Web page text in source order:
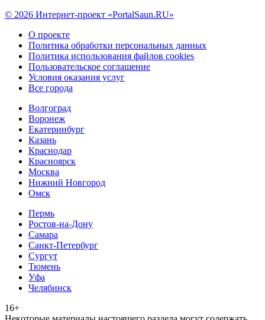
© 2026 Интернет-проект «PortalSaun.RU»
О проекте
Политика обработки персональных данных
Политика использования файлов cookies
Пользовательское соглашение
Условия оказания услуг
Все города
Волгоград
Воронеж
Екатеринбург
Казань
Краснодар
Красноярск
Москва
Нижний Новгород
Омск
Пермь
Ростов-на-Дону
Самара
Санкт-Петербург
Сургут
Тюмень
Уфа
Челябинск
16+